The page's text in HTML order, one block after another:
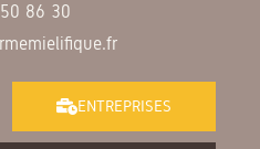
86 30
ENTREPRISES